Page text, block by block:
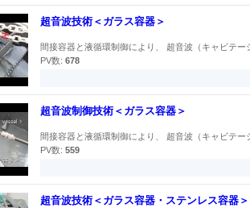
超音波技術＜ガラス容器＞
間接容器と液循環制御により、 超音波（キャビテー
PV数: 678
超音波制御技術＜ガラス容器＞
間接容器と液循環制御により、 超音波（キャビテー
PV数: 559
超音波技術＜ガラス容器・ステンレス容器＞